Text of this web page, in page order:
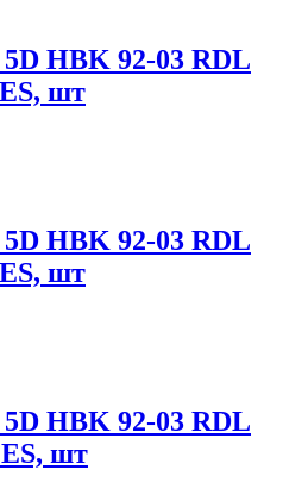
HBK 92-03 RDL
шт
HBK 92-03 RDL
шт
HBK 92-03 RDL
шт